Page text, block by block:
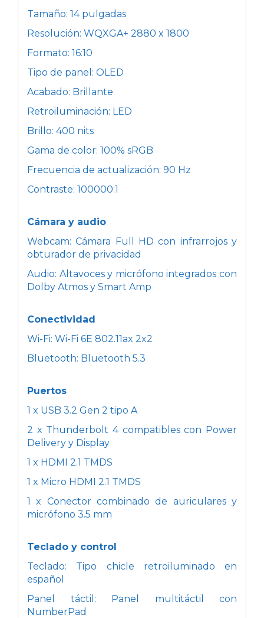
Tamaño: 14 pulgadas
Resolución: WQXGA+ 2880 x 1800
Formato: 16:10
Tipo de panel: OLED
Acabado: Brillante
Retroiluminación: LED
Brillo: 400 nits
Gama de color: 100% sRGB
Frecuencia de actualización: 90 Hz
Contraste: 100000:1
Cámara y audio
Webcam: Cámara Full HD con infrarrojos y
obturador de privacidad
Audio: Altavoces y micrófono integrados con
Dolby Atmos y Smart Amp
Conectividad
Wi-Fi: Wi-Fi 6E 802.11ax 2x2
Bluetooth: Bluetooth 5.3
Puertos
1 x USB 3.2 Gen 2 tipo A
2 x Thunderbolt 4 compatibles con Power
Delivery y Display
1 x HDMI 2.1 TMDS
1 x Micro HDMI 2.1 TMDS
1 x Conector combinado de auriculares y
micrófono 3.5 mm
Teclado y control
Teclado: Tipo chicle retroiluminado en
español
Panel táctil: Panel multitáctil con
NumberPad